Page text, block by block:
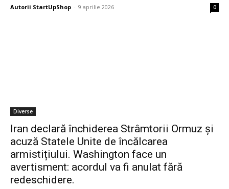
Autorii StartUpShop - 9 aprilie 2026 0
Diverse
Iran declară închiderea Strâmtorii Ormuz și
acuză Statele Unite de încălcarea
armistițiului. Washington face un
avertisment: acordul va fi anulat fără
redeschidere.